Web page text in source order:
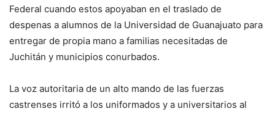
Federal cuando estos apoyaban en el traslado de
despenas a alumnos de la Universidad de Guanajuato para
entregar de propia mano a familias necesitadas de
Juchitán y municipios conurbados.
La voz autoritaria de un alto mando de las fuerzas
castrenses irritó a los uniformados y a universitarios al